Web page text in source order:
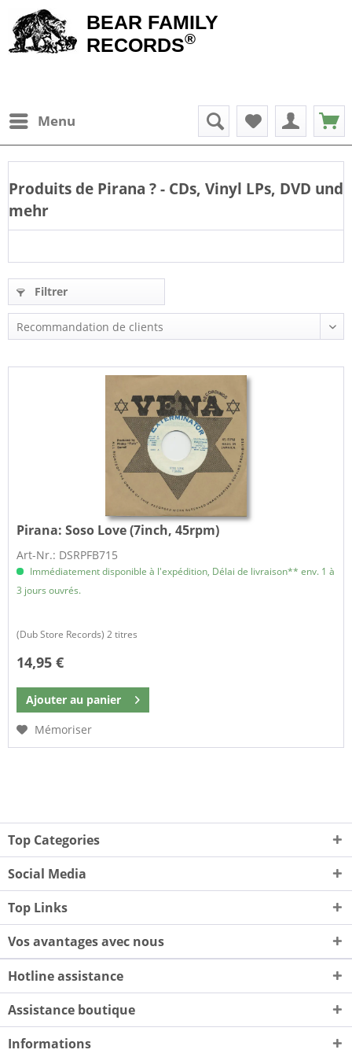
BEAR FAMILY
RECORDS®
Menu
Produits de Pirana ? - CDs, Vinyl LPs, DVD und
mehr
Filtrer
Pirana:Soso Love (7inch, 45rpm)
Art-Nr.: DSRPFB715
Immédiatement disponible à l'expédition, Délai de livraison** env. 1 à
3 jours ouvrés.
(Dub Store Records) 2 titres
14,95 €
Ajouter au panier
Mémoriser
Top Categories
Social Media
Top Links
Vos avantages avec nous
Hotline assistance
Assistance boutique
Informations